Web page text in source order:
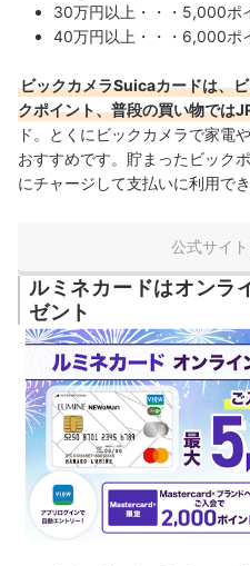
30万円以上・・・5,000ポ
40万円以上・・・6,000ポ
ビックカメラSuicaカードは、
クポイント、普段の買い物では
ド。とくにビックカメラで家電
おすすめです。 貯まったビック
にチャージして支払いに利用でき
公式サイ
ルミネカードはオン
ゼント